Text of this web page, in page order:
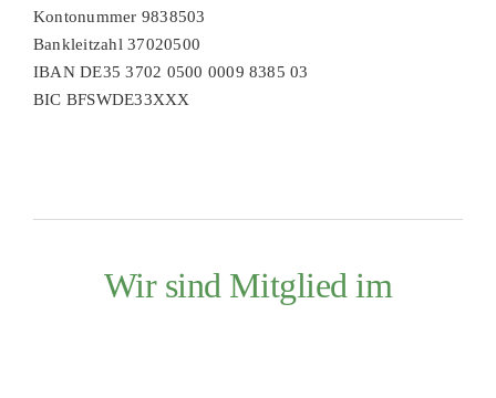
Kontonummer 9838503
Bankleitzahl 37020500
IBAN DE35 3702 0500 0009 8385 03
BIC BFSWDE33XXX
Wir sind Mitglied im